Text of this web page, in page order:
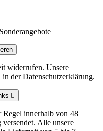
widerrufen. Unsere
der Datenschutzerklärung.

Regel innerhalb von 48
Alle unsere